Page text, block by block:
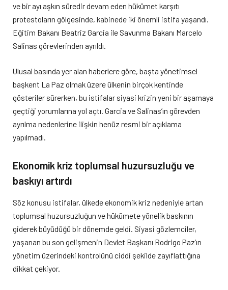
ve bir ayı aşkın süredir devam eden hükümet karşıtı
protestoların gölgesinde, kabinede iki önemli istifa yaşandı.
Eğitim Bakanı Beatriz Garcia ile Savunma Bakanı Marcelo
Salinas görevlerinden ayrıldı.
Ulusal basında yer alan haberlere göre, başta yönetimsel
başkent La Paz olmak üzere ülkenin birçok kentinde
gösteriler sürerken, bu istifalar siyasi krizin yeni bir aşamaya
geçtiği yorumlarına yol açtı. Garcia ve Salinas’ın görevden
ayrılma nedenlerine ilişkin henüz resmi bir açıklama
yapılmadı.
Ekonomik kriz toplumsal huzursuzluğu ve
baskıyı artırdı
Söz konusu istifalar, ülkede ekonomik kriz nedeniyle artan
toplumsal huzursuzluğun ve hükümete yönelik baskının
giderek büyüdüğü bir dönemde geldi. Siyasi gözlemciler,
yaşanan bu son gelişmenin Devlet Başkanı Rodrigo Paz’ın
yönetim üzerindeki kontrolünü ciddi şekilde zayıflattığına
dikkat çekiyor.